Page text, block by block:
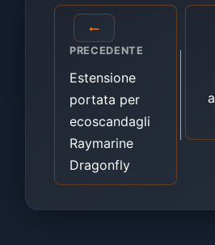
Navigazione
articoli
PRECEDENTE
Estensione
portata per
ecoscandagli
Raymarine
Dragonfly